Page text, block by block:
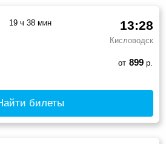
13:28
Кисловодск
19 ч 38 мин
от 899р.
билеты